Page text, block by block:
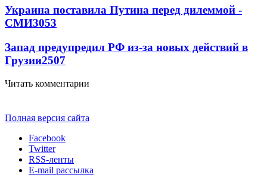
Украина поставила Путина перед дилеммой -
СМИ3053
Запад предупредил РФ из-за новых действий в
Грузии2507
Читать комментарии
Полная версия сайта
Facebook
Twitter
RSS-ленты
E-mail рассылка